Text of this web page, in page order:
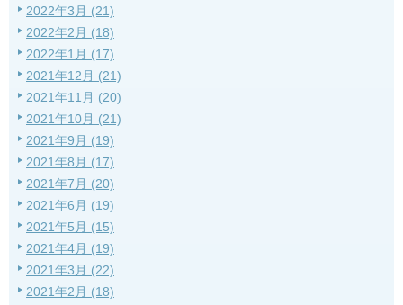
2022年3月 (21)
2022年2月 (18)
2022年1月 (17)
2021年12月 (21)
2021年11月 (20)
2021年10月 (21)
2021年9月 (19)
2021年8月 (17)
2021年7月 (20)
2021年6月 (19)
2021年5月 (15)
2021年4月 (19)
2021年3月 (22)
2021年2月 (18)